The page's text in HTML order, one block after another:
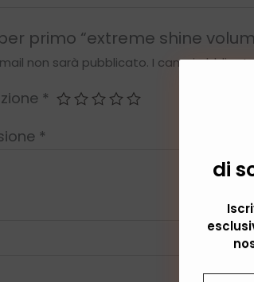
primo “extreme shine
non sarà pubblicato. I campi
*
*
di